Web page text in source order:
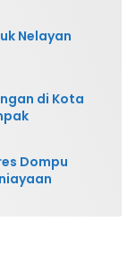
Nelayan
di Kota
Dompu